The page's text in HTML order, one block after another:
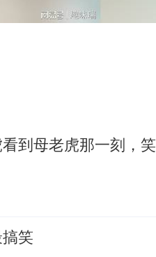
单了
斧”导弹
到母老虎那一刻，笑
笑